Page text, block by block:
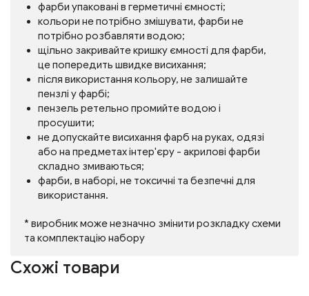
фарби упаковані в герметичні ємності;
кольори не потрібно змішувати, фарби не
потрібно розбавляти водою;
щільно закривайте кришку ємності для фарби,
це попередить швидке висихання;
після використання кольору, не залишайте
пензлі у фарбі;
пензель ретельно промийте водою і
просушити;
не допускайте висихання фарб на руках, одязі
або на предметах інтер'єру - акрилові фарби
складно змиваються;
фарби, в наборі, не токсичні та безпечні для
використання.
* виробник може незначно змінити розкладку схеми
та комплектацію набору
Схожі товари